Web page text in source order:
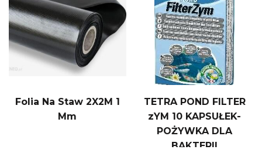
Folia Na Staw 2X2M 1
Mm
TETRA POND FILTER
zYM 10 KAPSUŁEK-
POŻYWKA DLA
BAKTERII